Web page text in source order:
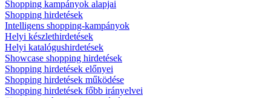
Shopping kampányok alapjai
Shopping hirdetések
Intelligens shopping-kampányok
Helyi készlethirdetések
Helyi katalógushirdetések
Showcase shopping hirdetések
Shopping hirdetések előnyei
Shopping hirdetések működése
Shopping hirdetések főbb irányelvei